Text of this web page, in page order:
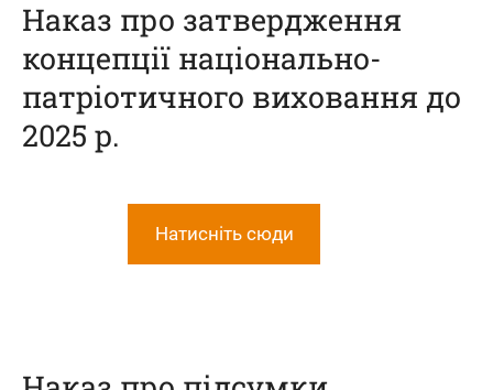
Наказ про затвердження
концепції національно-
патріотичного виховання до
2025 р.
Натисніть сюди